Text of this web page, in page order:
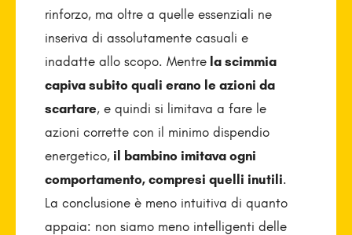
rinforzo, ma oltre a quelle essenziali ne
inseriva di assolutamente casuali e
inadatte allo scopo. Mentrela scimmia
capiva subito quali erano le azioni da
scartare, e quindi si limitava a fare le
azioni corrette con il minimo dispendio
energetico,il bambino imitava ogni
comportamento, compresi quelli inutili.
La conclusione è meno intuitiva di quanto
appaia: non siamo meno intelligenti delle